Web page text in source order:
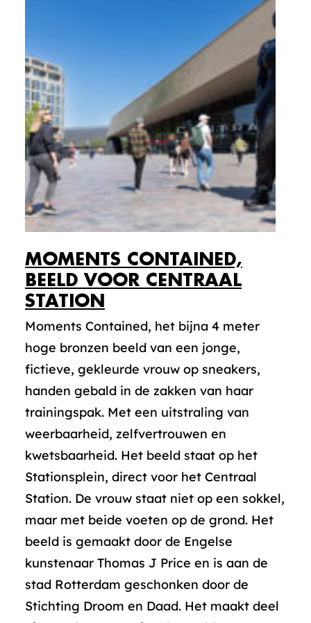
MOMENTS CONTAINED,
BEELD VOOR CENTRAAL
STATION
Moments Contained, het bijna 4 meter
hoge bronzen beeld van een jonge,
fictieve, gekleurde vrouw op sneakers,
handen gebald in de zakken van haar
trainingspak. Met een uitstraling van
weerbaarheid, zelfvertrouwen en
kwetsbaarheid. Het beeld staat op het
Stationsplein, direct voor het Centraal
Station. De vrouw staat niet op een sokkel,
maar met beide voeten op de grond. Het
beeld is gemaakt door de Engelse
kunstenaar Thomas J Price en is aan de
stad Rotterdam geschonken door de
Stichting Droom en Daad. Het maakt deel